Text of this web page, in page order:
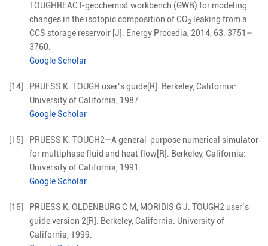
TOUGHREACT-geochemist workbench (GWB) for modeling
changes in the isotopic composition of CO2 leaking from a
CCS storage reservoir [J]. Energy Procedia, 2014, 63: 3751 –
3760.
Google Scholar
[14] PRUESS K. TOUGH user’s guide[R]. Berkeley, California:
University of California, 1987.
Google Scholar
[15] PRUESS K. TOUGH2—A general-purpose numerical simulator
for multiphase fluid and heat flow[R]. Berkeley, California:
University of California, 1991 .
Google Scholar
[16] PRUESS K,OLDENBURGC M, MORIDIS G J. TOUGH2 user’s
guide version 2[R]. Berkeley, California: University of
California, 1999.